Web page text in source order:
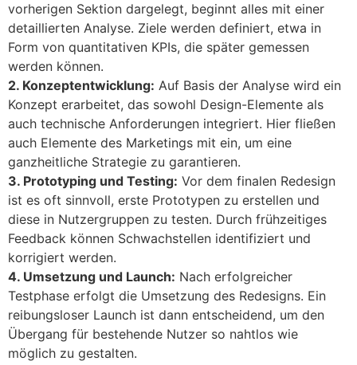
vorherigen Sektion dargelegt, beginnt alles mit einer
detaillierten Analyse. Ziele werden definiert, etwa in
Form von quantitativen KPIs, die später gemessen
werden können.
2. Konzeptentwicklung: Auf Basis der Analyse wird ein
Konzept erarbeitet, das sowohl Design-Elemente als
auch technische Anforderungen integriert. Hier fließen
auch Elemente des Marketings mit ein, um eine
ganzheitliche Strategie zu garantieren.
3. Prototyping und Testing: Vor dem finalen Redesign
ist es oft sinnvoll, erste Prototypen zu erstellen und
diese in Nutzergruppen zu testen. Durch frühzeitiges
Feedback können Schwachstellen identifiziert und
korrigiert werden.
4. Umsetzung und Launch: Nach erfolgreicher
Testphase erfolgt die Umsetzung des Redesigns. Ein
reibungsloser Launch ist dann entscheidend, um den
Übergang für bestehende Nutzer so nahtlos wie
möglich zu gestalten.